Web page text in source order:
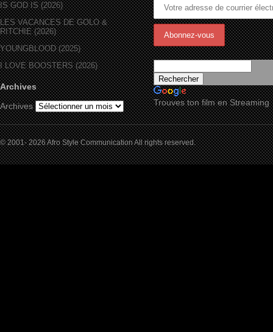
IS GOD IS (2026)
LES VACANCES DE GOLO &
RITCHIE (2026)
YOUNGBLOOD (2025)
I LOVE BOOSTERS (2026)
Archives
Archives
Trouves ton film en Streaming
© 2001- 2026 Afro Style Communication All rights reserved.